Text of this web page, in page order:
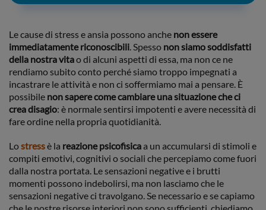
Le cause di stress e ansia possono anche non essere
immediatamente riconoscibili. Spesso non siamo soddisfatti
della nostra vitao di alcuni aspetti di essa, ma non ce ne
rendiamo subito conto perché siamo troppo impegnati a
incastrare le attività e non ci soffermiamo mai a pensare. È
possibile non sapere come cambiare una situazione che ci
crea disagio: è normale sentirsi impotenti e avere necessità di
fare ordine nella propria quotidianità.
Lostressè la reazione psicofisicaa un accumularsi di stimoli e
compiti emotivi, cognitivi o sociali che percepiamo come fuori
dalla nostra portata. Le sensazioni negative e i brutti
momenti possono indebolirsi, ma non lasciamo che le
sensazioni negative ci travolgano. Se necessario e se capiamo